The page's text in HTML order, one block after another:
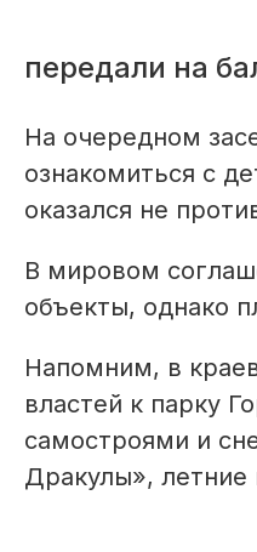
передали на
На очередном
ознакомиться с
оказался не
В мировом
объекты, однако
Напомним, в
властей к парку
самостроями и
Дракулы», летние